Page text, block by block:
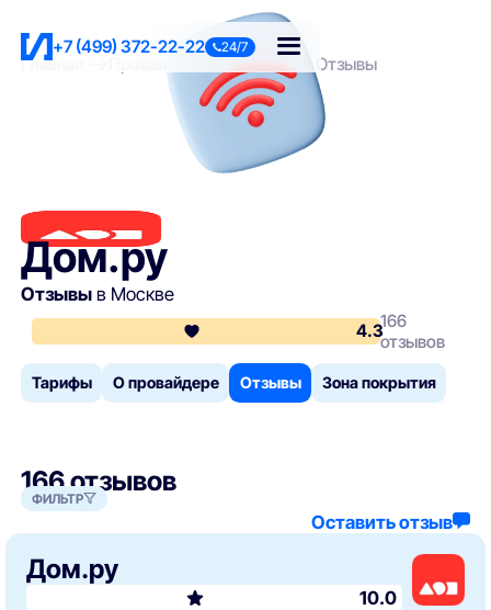
+7 (499) 372-22-22 24/7
Главная Дом.ру Отзывы
Дом.ру
Отзывы в Москве
4.3166
отзывов
Тарифы О провайдере Отзывы Зона покрытия
166 отзывов
ФИЛЬТР
Оставить отзыв
Дом.ру
10.0